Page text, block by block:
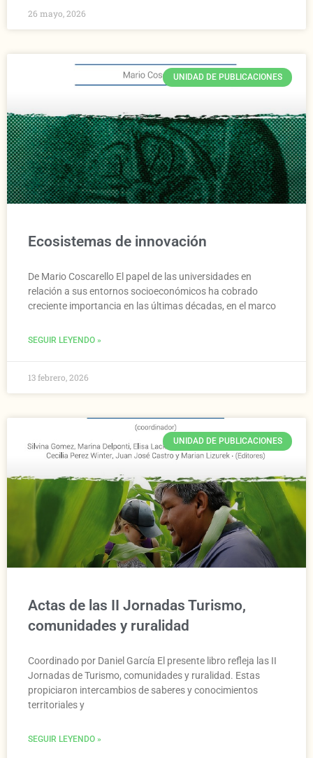
26 mayo, 2026
UNIDAD DE PUBLICACIONES
Ecosistemas de innovación
De Mario Coscarello El papel de las universidades en
relación a sus entornos socioeconómicos ha cobrado
creciente importancia en las últimas décadas, en el marco
SEGUIR LEYENDO »
13 febrero, 2026
UNIDAD DE PUBLICACIONES
Actas de las II Jornadas Turismo,
comunidades y ruralidad
Coordinado por Daniel García El presente libro refleja las II
Jornadas de Turismo, comunidades y ruralidad. Estas
propiciaron intercambios de saberes y conocimientos
territoriales y
SEGUIR LEYENDO »